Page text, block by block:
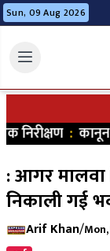
Sun, 09 Aug 2026
:कानून-
: आगर
निकाली गई
Arif Khan/